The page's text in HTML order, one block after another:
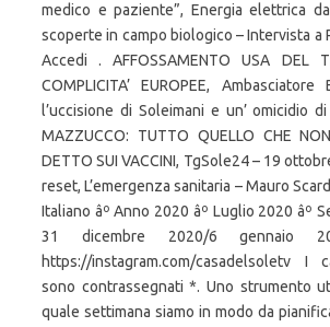
medico e paziente”, Energia elettrica
scoperte in campo biologico – Intervista a
Accedi . AFFOSSAMENTO USA DEL
COMPLICITA’ EUROPEE,
l’uccisione di Soleimani e un’ omicidio
MAZZUCCO: TUTTO QUELLO CHE
DETTO SUI VACCINI, TgSole24 – 19
reset, L’emergenza sanitaria – Mauro
Italiano âº Anno 2020 âº Luglio 2020 âº
31 dicembre 2020/6 gennaio
https://instagram.com/casadelsoletv I
sono contrassegnati *. Uno strumento
quale settimana siamo in modo da